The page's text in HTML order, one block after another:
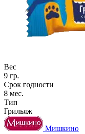
Вес
9 гр.
Срок годности
8 мес.
Тип
Грильяж
Мишкино